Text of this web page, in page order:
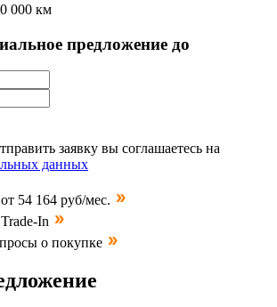
000 км
предложение до
заявку вы соглашаетесь на
данных
54 164 руб/мес.
In
о покупке